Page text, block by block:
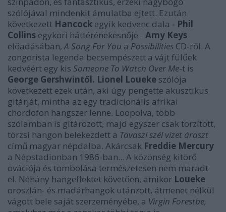
szólójával mindenkit ámulatba ejtett. Ezután
következett Hancock egyik kedvenc dala - Phil
Collins egykori háttérénekesnője - Amy Keys
előadásában,A Song For You a Possibilities CD-ről. A
zongorista legenda becsempészett a vájt fülűek
kedvéért egy kis Someone To Watch Over Me-t is
George Gershwintől. Lionel Loueke szólója
következett ezek után, aki úgy pengette akusztikus
gitárját, mintha az egy tradicionális afrikai
chordofon hangszer lenne. Loopolva, több
szólamban is gitározott, majd egyszer csak torzított,
törzsi hangon belekezdett a Tavaszi szél vizet áraszt
című magyar népdalba. Akárcsak Freddie Mercury
a Népstadionban 1986-ban... A közönség kitörő
ovációja és tombolása természetesen nem maradt
el. Néhány hangeffektet követően, amikor Loueke
oroszlán- és madárhangok utánzott, átmenet nélkül
vágott bele saját szerzeményébe, a Virgin Forestbe,